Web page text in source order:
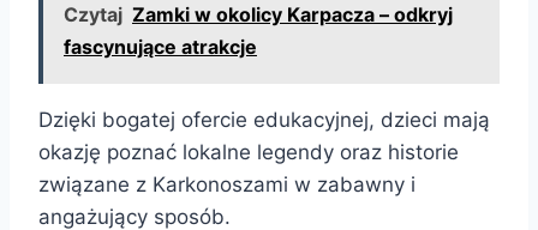
Czytaj Zamki w okolicy Karpacza – odkryj
fascynujące atrakcje
Dzięki bogatej ofercie edukacyjnej, dzieci mają
okazję poznać lokalne legendy oraz historie
związane z Karkonoszami w zabawny i
angażujący sposób.